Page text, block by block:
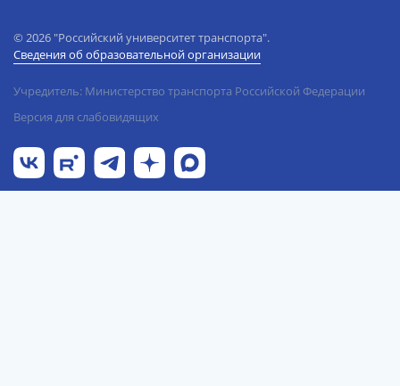
© 2026 "Российский университет транспорта".
Сведения об образовательной организации
Учредитель: Министерство транспорта Российской Федерации
Версия для слабовидящих